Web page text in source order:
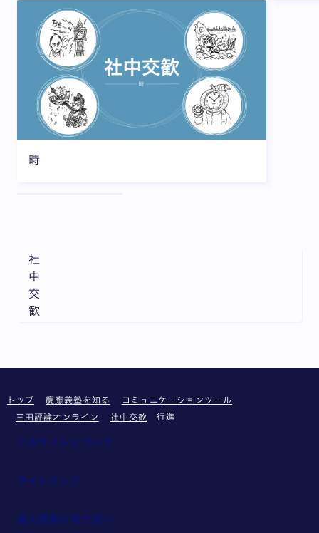
時
社
中
交
歓
トップ 慶應義塾を知る
コミュニケーションツール
三田評論オンライン
社中交歓 行進
このサイトについて
サイトマップ
個人情報の取り扱い